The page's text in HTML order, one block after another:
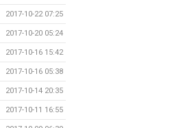
2017-10-22 07:25
2017-10-20 05:24
2017-10-16 15:42
2017-10-16 05:38
2017-10-14 20:35
2017-10-11 16:55